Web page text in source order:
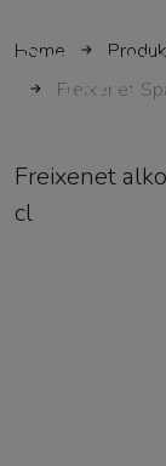
SKIP TO MAIN
Home
Freixenet
Freixenet
cl